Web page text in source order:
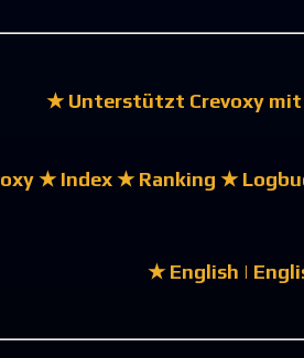
★ Unterstützt Crevoxy mit
★ Index★ Ranking ★
★ English |